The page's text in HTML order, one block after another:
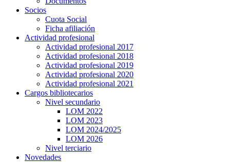
Socios
Cuota Social
Ficha afiliación
Actividad profesional
Actividad profesional 2017
Actividad profesional 2018
Actividad profesional 2019
Actividad profesional 2020
Actividad profesional 2021
Cargos bibliotecarios
Nivel secundario
LOM 2022
LOM 2023
LOM 2024/2025
LOM 2026
Nivel terciario
Novedades